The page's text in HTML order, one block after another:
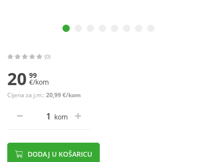
(0)
20 99
€/kom
Cijena za j.m.: 20,99 €/kom
kom
DODAJ U KOŠARICU